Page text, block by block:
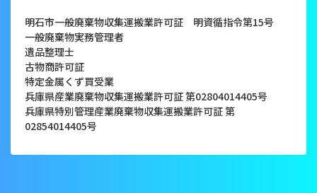
明石市一般廃棄物収集運搬業許可証 明資循指令第15号
一般廃棄物実務管理者
遺品整理士
古物商許可証
特定金属くず買受業
兵庫県産業廃棄物収集運搬業許可証 第02804014405号
兵庫県特別管理産業廃棄物収集運搬業許可証 第
02854014405号